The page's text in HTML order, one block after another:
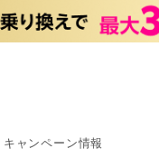
キャンペーン情報